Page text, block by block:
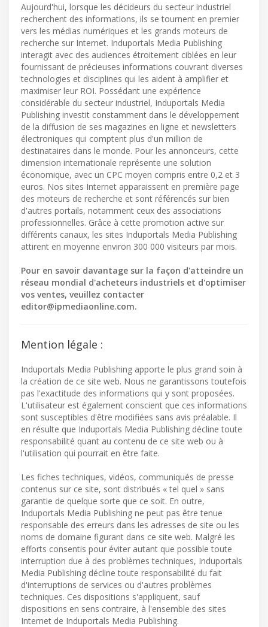
Aujourd'hui, lorsque les décideurs du secteur industriel
recherchent des informations, ils se tournent en premier
vers les médias numériques et les grands moteurs de
recherche sur Internet. Induportals Media Publishing
interagit avec des audiences étroitement ciblées en leur
fournissant de précieuses informations couvrant diverses
technologies et disciplines qui les aident à amplifier et
maximiser leur ROI. Possédant une expérience
considérable du secteur industriel, Induportals Media
Publishing investit constamment dans le développement
de la diffusion de ses magazines en ligne et newsletters
électroniques qui comptent plus d'un million de
destinataires dans le monde. Pour les annonceurs, cette
dimension internationale représente une solution
économique, avec un CPC moyen compris entre 0,2 et 3
euros. Nos sites Internet apparaissent en première page
des moteurs de recherche et sont référencés sur bien
d'autres portails, notamment ceux des associations
professionnelles. Grâce à cette promotion active sur
différents canaux, les sites Induportals Media Publishing
attirent en moyenne environ 300 000 visiteurs par mois.
Pour en savoir davantage sur la façon d'atteindre un
réseau mondial d'acheteurs industriels et d'optimiser
vos ventes, veuillez contacter
editor@ipmediaonline.com.
Mention légale :
Induportals Media Publishing apporte le plus grand soin à
la création de ce site web. Nous ne garantissons toutefois
pas l'exactitude des informations qui y sont proposées.
L'utilisateur est également conscient que ces informations
sont susceptibles d'être modifiées sans avis préalable. Il
en résulte que Induportals Media Publishing décline toute
responsabilité quant au contenu de ce site web ou à
l'utilisation qui pourrait en être faite.
Les fiches techniques, vidéos, communiqués de presse
contenus sur ce site, sont distribués « tel quel » sans
garantie de quelque sorte que ce soit. En outre,
Induportals Media Publishing ne peut pas être tenue
responsable des erreurs dans les adresses de site ou les
noms de domaine figurant dans ce site web. Malgré les
efforts consentis pour éviter autant que possible toute
interruption due à des problèmes techniques, Induportals
Media Publishing décline toute responsabilité du fait
d'interruptions de services ou d'autres problèmes
techniques. Ces dispositions s'appliquent, sauf
dispositions en sens contraire, à l'ensemble des sites
Internet de Induportals Media Publishing.